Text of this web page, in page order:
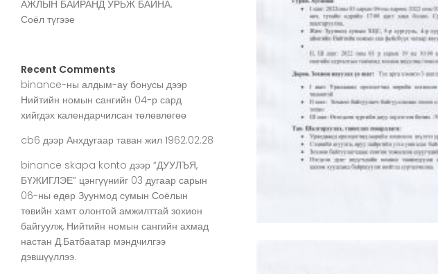
АЖЛЫН БАЙРАНД УРЬЖ БАЙНА.
Соёл түгээе
Recent Comments
binance-ны алдым-ау бонусы дээр
Нийтийн номын сангийн 04-р сард
хийгдэх календарчилсан төлөвлөгөө
cb6 дээр Анхдугаар таван жил 1962.02.28
binance skapa konto дээр “ДУУЛЪЯ,
БҮЖИГЛЭЕ” цэнгүүнийг 03 дугаар сарын
06-ны өдөр Зуунмод сумын Соёлын
төвийн хамт олонтой амжилттай зохион
байгуулж, Нийтийн номын сангийн ахмад
настан Д.Батбаатар мэндчилгээ
дэвшүүллээ.